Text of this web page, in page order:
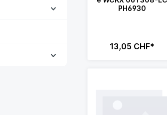
PH6930
13,05 CHF*